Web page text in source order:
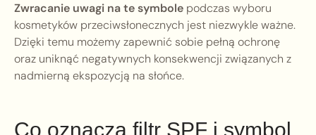
Zwracanie uwagi na te symbole podczas wyboru
kosmetyków przeciwsłonecznych jest niezwykle ważne.
Dzięki temu możemy zapewnić sobie pełną ochronę
oraz uniknąć negatywnych konsekwencji związanych z
nadmierną ekspozycją na słońce.
Co oznacza filtr SPF i symbol